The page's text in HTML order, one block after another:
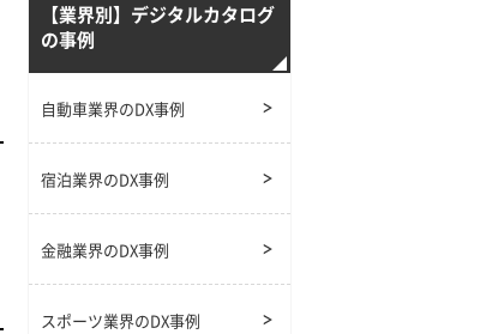
【業界別】デジタルカタログ
の事例
自動車業界のDX事例
宿泊業界のDX事例
金融業界のDX事例
スポーツ業界のDX事例